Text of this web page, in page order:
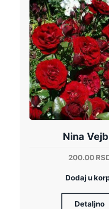
Nina
200.00
Dodaj u
Detaljno